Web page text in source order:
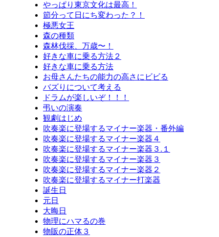
やっぱり東京文化は最高！
節分って日にち変わった？！
極悪女王
森の種類
森林伐採、万歳〜！
好きな車に乗る方法２
好きな車に乗る方法
お母さんたちの能力の高さにビビる
バズりについて考える
ドラムが楽しいぞ！！！
弔いの演奏
観劇はじめ
吹奏楽に登場するマイナー楽器・番外編
吹奏楽に登場するマイナー楽器４
吹奏楽に登場するマイナー楽器３.１
吹奏楽に登場するマイナー楽器３
吹奏楽に登場するマイナー楽器２
吹奏楽に登場するマイナー打楽器
誕生日
元日
大晦日
物理にハマるの巻
物販の正体３